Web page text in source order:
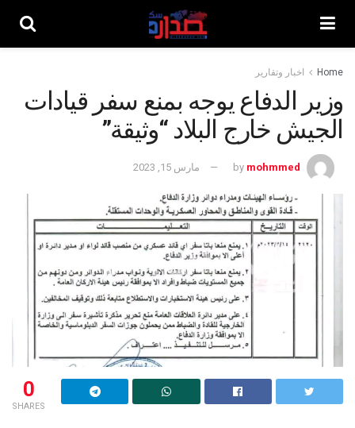
Home اخبار وتقارير
وزير الدفاع يوجه بمنع سفر قيادات
الجيش خارج البلاد “وثيقة”
by mohmmed مارس 15, 2023
0
SHARES